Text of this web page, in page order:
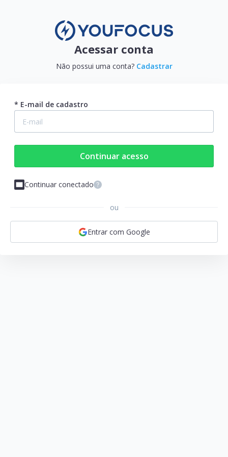
Acessar conta
Não possui uma conta? Cadastrar
* E-mail de cadastro
Continuar acesso
Continuar conectado
ou
Entrar com Google